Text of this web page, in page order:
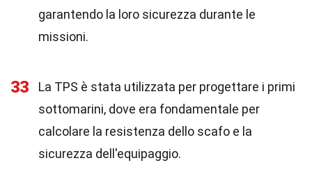
garantendo la loro sicurezza durante le
missioni.
33
La TPS è stata utilizzata per progettare i primi
sottomarini, dove era fondamentale per
calcolare la resistenza dello scafo e la
sicurezza dell'equipaggio.